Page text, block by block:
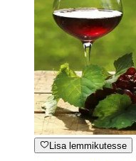
Lisa lemmikutesse